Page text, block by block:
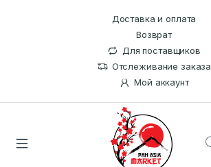
Доставка и оплата
Возврат
Для поставщиков
Отслеживание заказа
Мой аккаунт